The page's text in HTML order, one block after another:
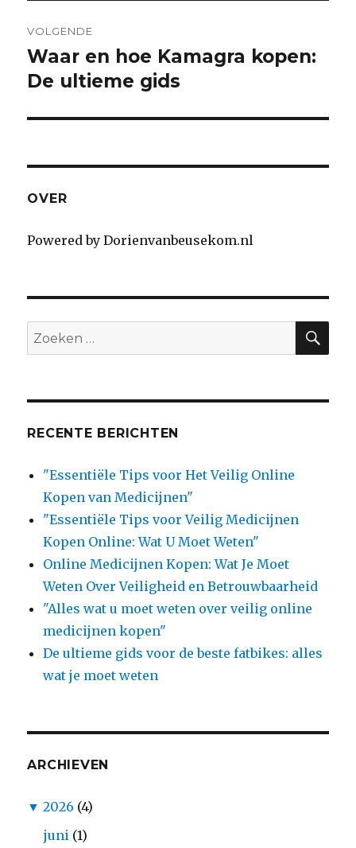
navigation
VOLGENDE
Next
post:
Waar en hoe Kamagra kopen:
De ultieme gids
OVER
Powered by Dorienvanbeusekom.nl
Search
for:
RECENTE BERICHTEN
"Essentiële Tips voor Het Veilig Online
Kopen van Medicijnen"
"Essentiële Tips voor Veilig Medicijnen
Kopen Online: Wat U Moet Weten"
Online Medicijnen Kopen: Wat Je Moet
Weten Over Veiligheid en Betrouwbaarheid
"Alles wat u moet weten over veilig online
medicijnen kopen"
De ultieme gids voor de beste fatbikes: alles
wat je moet weten
ARCHIEVEN
▼ 2026 (4)
juni (1)